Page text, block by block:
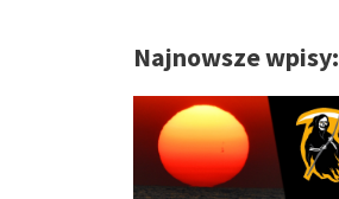
Najnowsze wpisy: